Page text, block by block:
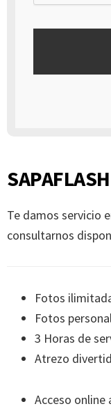
Te damos servicio
consultarnos
Fotos
Fotos
3 Horas de
Atrezo
Acceso